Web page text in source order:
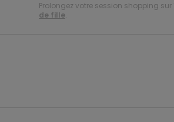
Prolongez votre session shopping
de fille.